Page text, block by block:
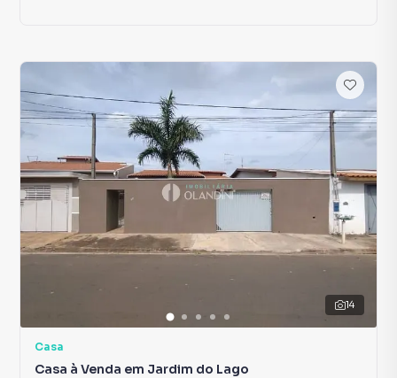
14
Casa
Casa à Venda em Jardim do Lago